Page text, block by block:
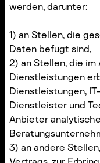
werden, darunter:
1) an Stellen, die
Daten befugt sind,
2) an Stellen, die
Dienstleistungen
Dienstleistungen,
Dienstleister und
Anbieter
3) an andere